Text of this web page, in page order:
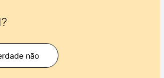
não